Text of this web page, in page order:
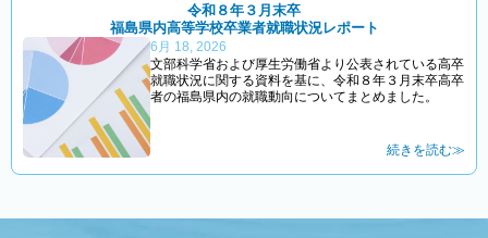
令和８年３月末卒
福島県内高等学校卒業者就職状況レポート
6月 18, 2026
文部科学省および厚生労働省より公表されている高卒
就職状況に関する資料を基に、令和８年３月末卒高卒
者の福島県内の就職動向についてまとめました。
続きを読む≫